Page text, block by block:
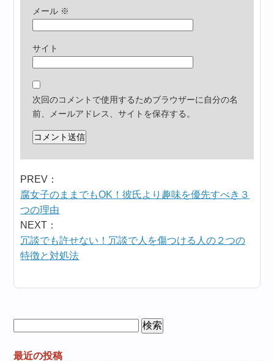
メール ※
サイト
次回のコメントで使用するためブラウザーに自分の名
前、メールアドレス、サイトを保存する。
PREV：
腐女子のままでもOK！彼氏より趣味を優先すべき３
つの理由
NEXT：
冗談でも許せない！冗談で人を傷つける人の２つの
特徴と対処法
最近の投稿